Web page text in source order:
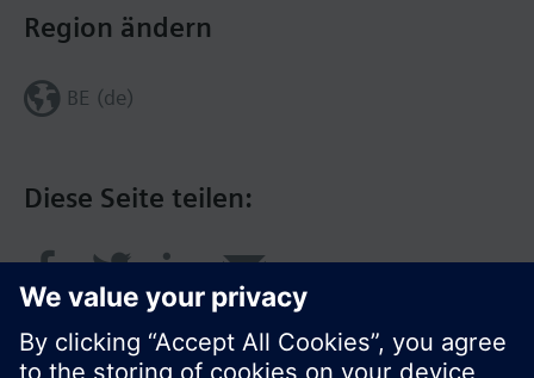
Tschechisch, Ungarisch, Russisch, Slowakisch,
Bulgarisch, Griechisch, Rumänisch, Slowenisch,
werden mit dem Regler über eine Steckverbindung
verbunden. Die Erweiterungsmodule können nicht
über das Bediengerät des Reglers.
Verwendbare Erweiterungsmodule:
1 Universalmodul RMZ785
Diese Seite teilen:
Region ändern
BE (de)